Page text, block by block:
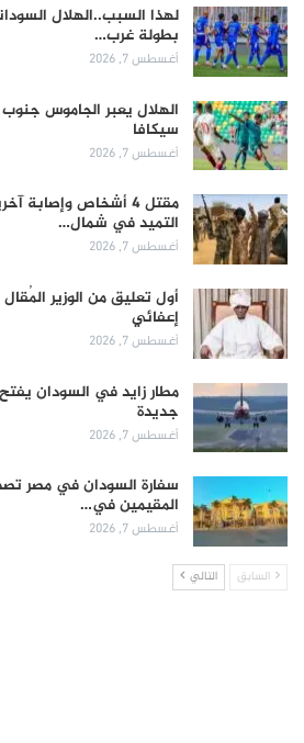
لهذا السبب..الهلال
بطولة غرب…
أغسطس 7, 2026
الهلال يعبر الجاموس
سيكافا
أغسطس 7, 2026
مقتل 4 أشخاص
التميد في شمال…
أغسطس 7, 2026
أول تعليق من الوزير
إعفائي
أغسطس 7, 2026
مطار زايد في السودان
جديدة
أغسطس 7, 2026
سفارة السودان في مصر
المقيمين في…
أغسطس 7, 2026
السابق التالي